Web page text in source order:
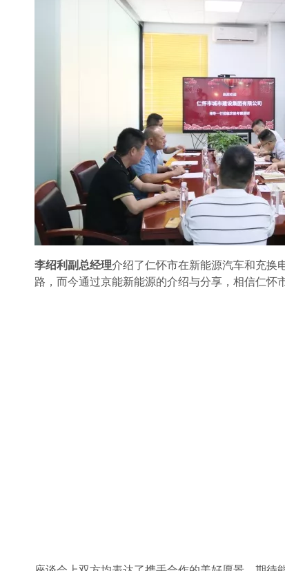
李绍利副总经理介绍了仁怀市在新能源汽车和充换
路，而今通过京能新能源的介绍与分享，相信仁怀